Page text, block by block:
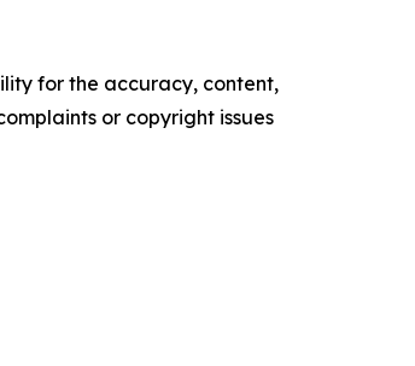
for the accuracy, content,
or copyright issues